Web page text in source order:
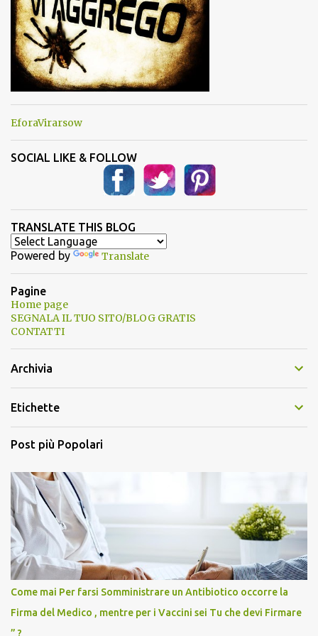
EforaVirarsow
SOCIAL LIKE & FOLLOW
TRANSLATE THIS BLOG
Powered by Translate
Pagine
Home page
SEGNALA IL TUO SITO/BLOG GRATIS
CONTATTI
Archivia
Etichette
Post più Popolari
Come mai Per farsi Somministrare un Antibiotico occorre la
Firma del Medico , mentre per i Vaccini sei Tu che devi Firmare
” ?